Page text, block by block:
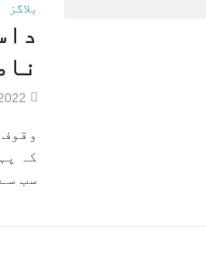
بلاگز
کہ
سب